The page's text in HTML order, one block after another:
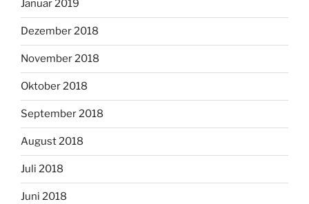
Januar 2019
Dezember 2018
November 2018
Oktober 2018
September 2018
August 2018
Juli 2018
Juni 2018